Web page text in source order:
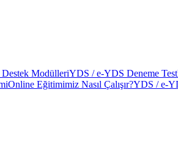
ModülleriYDS / e-YDS Deneme
Online Eğitimimiz Nasıl Çalışır?YDS / e-